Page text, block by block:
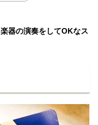
器の演奏をしてOKなス